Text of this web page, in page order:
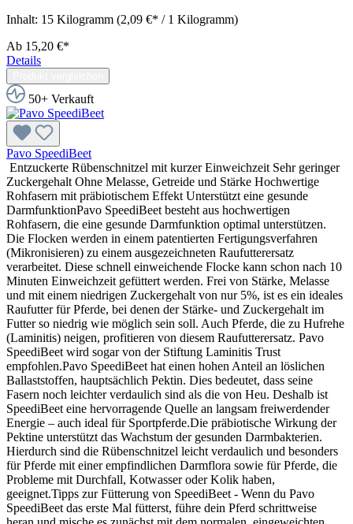
Inhalt: 15 Kilogramm (2,09 €* / 1 Kilogramm)
Ab 15,20 €*
Details
50+ Verkauft
Pavo SpeediBeet
Entzuckerte Rübenschnitzel mit kurzer Einweichzeit Sehr geringer
Zuckergehalt Ohne Melasse, Getreide und Stärke Hochwertige
Rohfasern mit präbiotischem Effekt Unterstützt eine gesunde
DarmfunktionPavo SpeediBeet besteht aus hochwertigen
Rohfasern, die eine gesunde Darmfunktion optimal unterstützen.
Die Flocken werden in einem patentierten Fertigungsverfahren
(Mikronisieren) zu einem ausgezeichneten Raufutterersatz
verarbeitet. Diese schnell einweichende Flocke kann schon nach 10
Minuten Einweichzeit gefüttert werden. Frei von Stärke, Melasse
und mit einem niedrigen Zuckergehalt von nur 5%, ist es ein ideales
Raufutter für Pferde, bei denen der Stärke- und Zuckergehalt im
Futter so niedrig wie möglich sein soll. Auch Pferde, die zu Hufrehe
(Laminitis) neigen, profitieren von diesem Raufutterersatz. Pavo
SpeediBeet wird sogar von der Stiftung Laminitis Trust
empfohlen.Pavo SpeediBeet hat einen hohen Anteil an löslichen
Ballaststoffen, hauptsächlich Pektin. Dies bedeutet, dass seine
Fasern noch leichter verdaulich sind als die von Heu. Deshalb ist
SpeediBeet eine hervorragende Quelle an langsam freiwerdender
Energie – auch ideal für Sportpferde.Die präbiotische Wirkung der
Pektine unterstützt das Wachstum der gesunden Darmbakterien.
Hierdurch sind die Rübenschnitzel leicht verdaulich und besonders
für Pferde mit einer empfindlichen Darmflora sowie für Pferde, die
Probleme mit Durchfall, Kotwasser oder Kolik haben,
geeignet.Tipps zur Fütterung von SpeediBeet - Wenn du Pavo
SpeediBeet das erste Mal fütterst, führe dein Pferd schrittweise